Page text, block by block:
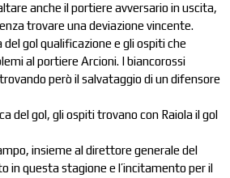
anche il portiere avversario in uscita,
trovare una deviazione vincente.
gol qualificazione e gli ospiti che
al portiere Arcioni. I biancorossi
però il salvataggio di un difensore
del gol, gli ospiti trovano con Raiola il gol
insieme al direttore generale del
in questa stagione e l’incitamento per il